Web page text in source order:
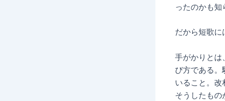
ったのかも知
だから短歌に
手がかりとは
び方である。
いること。改
そうしたもの